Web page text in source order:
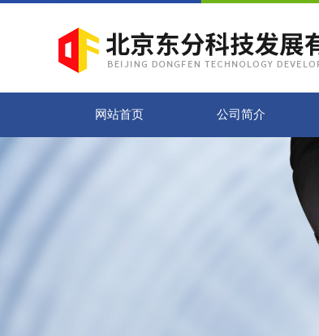
网站首页 公司简介